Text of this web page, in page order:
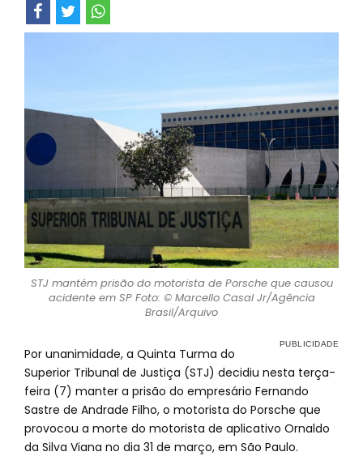
STJ mantém prisão do motorista de Porsche que causou
acidente em SP Foto: © Marcello Casal Jr/Agência
Brasil/Arquivo
Por unanimidade, a Quinta Turma do
Superior Tribunal de Justiça (STJ) decidiu nesta terça-
feira (7) manter a prisão do empresário Fernando
Sastre de Andrade Filho, o motorista do Porsche que
provocou a morte do motorista de aplicativo Ornaldo
da Silva Viana no dia 31 de março, em São Paulo.